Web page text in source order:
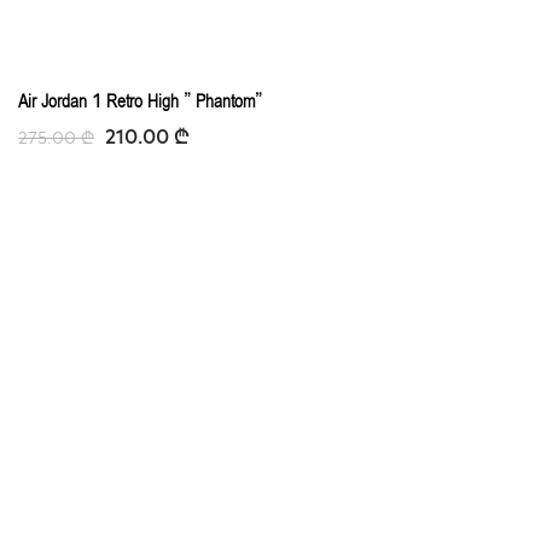
Air Jordan 1 Retro High ” Phantom”
275.00₾ 210.00 ₾